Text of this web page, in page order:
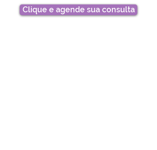
Clique e agende sua consulta